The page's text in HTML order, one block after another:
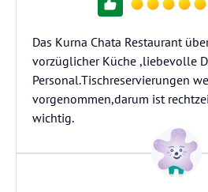
Das Kurna Chata Restaurant
vorzüglicher Küche ,liebevolle
Personal.Tischreservierungen
vorgenommen,darum ist
wichtig.